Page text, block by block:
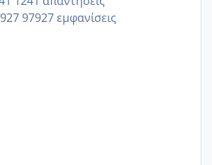
άλλη κοπέλα να γεννάει Μάιο ;;
97927 εμφανίσεις